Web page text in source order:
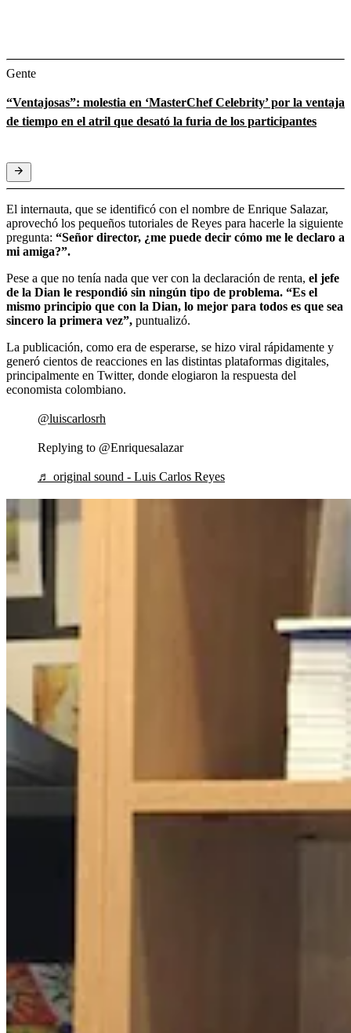
Gente
“Ventajosas”: molestia en ‘MasterChef Celebrity’ por la ventaja
de tiempo en el atril que desató la furia de los participantes
El internauta, que se identificó con el nombre de Enrique Salazar,
aprovechó los pequeños tutoriales de Reyes para hacerle la siguiente
pregunta: “Señor director, ¿me puede decir cómo me le declaro a
mi amiga?”.
Pese a que no tenía nada que ver con la declaración de renta, el jefe
de la Dian le respondió sin ningún tipo de problema. “Es el
mismo principio que con la Dian, lo mejor para todos es que sea
sincero la primera vez”, puntualizó.
La publicación, como era de esperarse, se hizo viral rápidamente y
generó cientos de reacciones en las distintas plataformas digitales,
principalmente en Twitter, donde elogiaron la respuesta del
economista colombiano.
@luiscarlosrh
Replying to @Enriquesalazar
♬ original sound - Luis Carlos Reyes